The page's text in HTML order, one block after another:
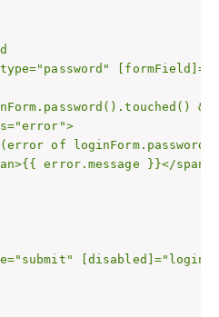
of
error.message }}</span>